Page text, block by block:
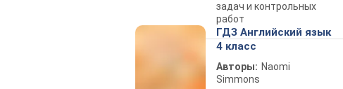
задач и контрольных
работ
ГДЗ Английский язык
4 класс
Авторы: Naomi
Simmons